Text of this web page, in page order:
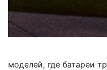
моделей, где батареи